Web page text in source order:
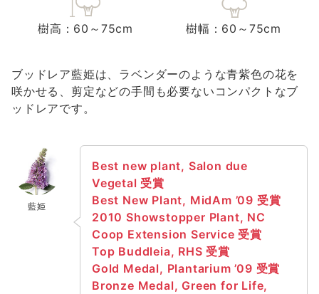
樹高：60～75cm 樹幅：60～75cm
ブッドレア藍姫は、ラベンダーのような青紫色の花を
咲かせる、剪定などの手間も必要ないコンパクトなブ
ッドレアです。
藍姫
Best new plant, Salon due
Vegetal 受賞
Best New Plant, MidAm ’09 受賞
2010 Showstopper Plant, NC
Coop Extension Service 受賞
Top Buddleia, RHS 受賞
Gold Medal, Plantarium ’09 受賞
Bronze Medal, Green for Life,